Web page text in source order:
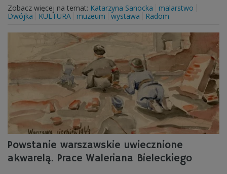
Zobacz więcej na temat: Katarzyna Sanocka
malarstwo
Dwójka
KULTURA muzeum wystawa Radom
Powstanie warszawskie uwiecznione
akwarelą. Prace Waleriana Bieleckiego